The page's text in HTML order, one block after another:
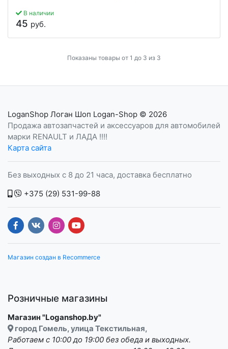
В наличии
45 руб.
Показаны товары от 1 до 3 из 3
LoganShop Логан Шоп Logan-Shop © 2026
Продажа автозапчастей и аксессуаров для автомобилей
марки RENAULT и ЛАДА !!!!
Карта сайта
Без выходных с 8 до 21 часа, доставка бесплатно
+375 (29) 531-99-88
Магазин создан в Recommerce
Розничные магазины
Магазин "Loganshop.by"
город Гомель, улица Текстильная,
Работаем с 10:00 до 19:00 без обеда и выходных.